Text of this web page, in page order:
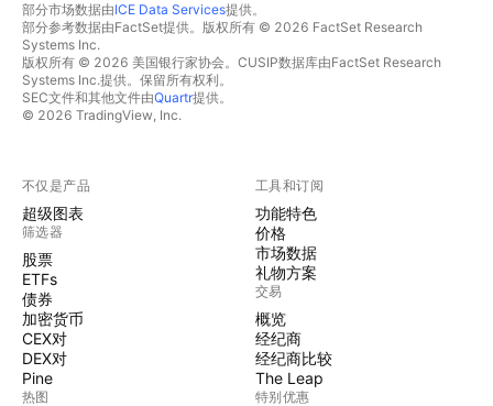
部分市场数据由ICE Data Services提供。
部分参考数据由FactSet提供。版权所有 © 2026 FactSet Research
Systems Inc.
版权所有 © 2026 美国银行家协会。CUSIP数据库由FactSet Research
Systems Inc.提供。保留所有权利。
SEC文件和其他文件由Quartr提供。
© 2026 TradingView, Inc.
不仅是产品
超级图表
筛选器
股票
ETFs
债券
加密货币
CEX对
DEX对
Pine
热图
工具和订阅
功能特色
价格
市场数据
礼物方案
交易
概览
经纪商
经纪商比较
The Leap
特别优惠